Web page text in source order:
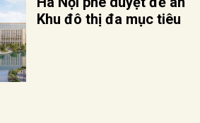
Khu đô thị đa mục tiêu